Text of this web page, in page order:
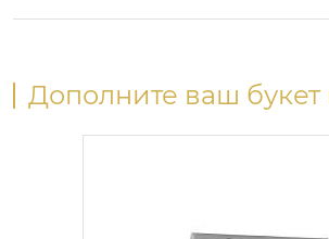
Дополните ваш